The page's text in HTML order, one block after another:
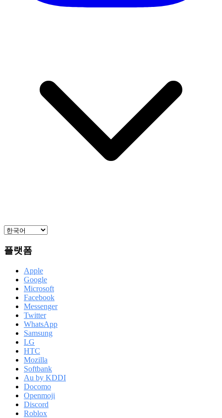
플랫폼
Apple
Google
Microsoft
Facebook
Messenger
Twitter
WhatsApp
Samsung
LG
HTC
Mozilla
Softbank
Au by KDDI
Docomo
Openmoji
Discord
Roblox